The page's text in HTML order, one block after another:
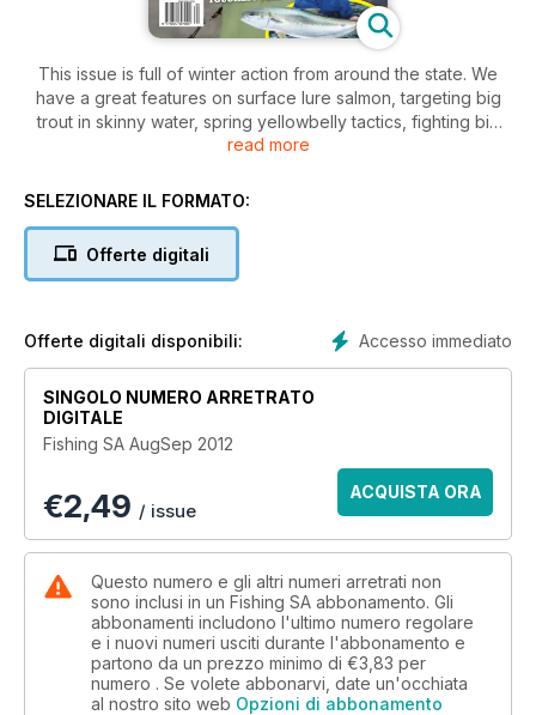
This issue is full of winter action from around the state. We
have a great features on surface lure salmon, targeting big
trout in skinny water, spring yellowbelly tactics, fighting big
kings, snapper and jewies, plus Coffin Bay salmon, monster
care. As usual we feature outboard and tackle reviews, to go
read more
SELEZIONARE IL FORMATO:
Offerte digitali
Accesso immediato
Offerte digitali disponibili:
SINGOLO NUMERO ARRETRATO
DIGITALE
Fishing SA AugSep 2012
€2,49 / issue
ACQUISTA ORA
Questo numero e gli altri numeri arretrati non
sono inclusi in un Fishing SA abbonamento. Gli
abbonamenti includono l'ultimo numero regolare
e i nuovi numeri usciti durante l'abbonamento e
partono da un prezzo minimo di €3,83 per
numero . Se volete abbonarvi, date un'occhiata
al nostro sito web Opzioni di abbonamento